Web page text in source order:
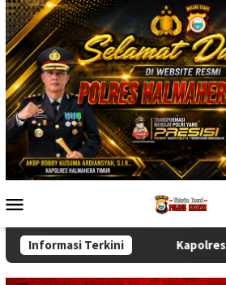
Skip
to
content
Menu
Informasi Terkini
Instansi Kapolres Halmahera